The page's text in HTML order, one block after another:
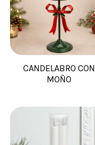
CANDELABRO CON
MOÑO